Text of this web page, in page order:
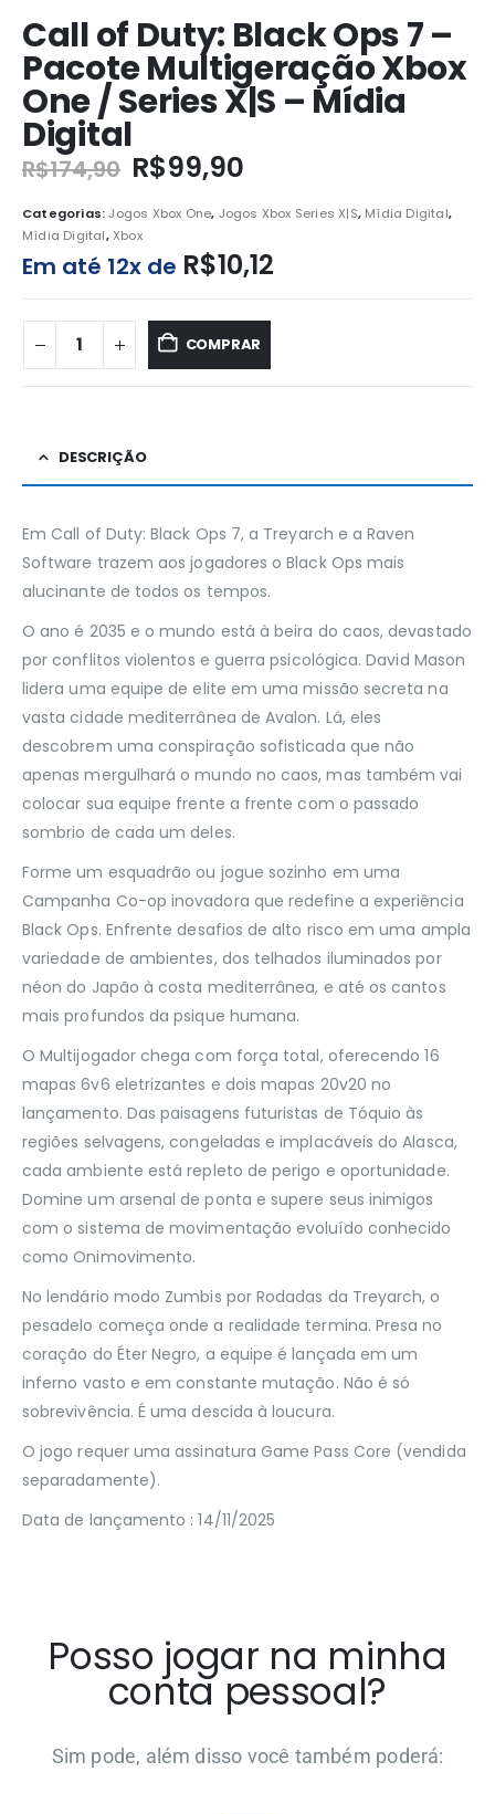
Call of Duty: Black Ops 7 –
Pacote Multigeração Xbox
One / Series X|S – Mídia
Digital
R$174,90 R$99,90
Categorias:Jogos Xbox One, Jogos Xbox Series X|S, Mídia Digital,
Mídia Digital,Xbox
Em até 12x de R$10,12
COMPRAR
DESCRIÇÃO
Em Call of Duty: Black Ops 7, a Treyarch e a Raven
Software trazem aos jogadores o Black Ops mais
alucinante de todos os tempos.
O ano é 2035 e o mundo está à beira do caos, devastado
por conflitos violentos e guerra psicológica. David Mason
lidera uma equipe de elite em uma missão secreta na
vasta cidade mediterrânea de Avalon. Lá, eles
descobrem uma conspiração sofisticada que não
apenas mergulhará o mundo no caos, mas também vai
colocar sua equipe frente a frente com o passado
sombrio de cada um deles.
Forme um esquadrão ou jogue sozinho em uma
Campanha Co-op inovadora que redefine a experiência
Black Ops. Enfrente desafios de alto risco em uma ampla
variedade de ambientes, dos telhados iluminados por
néon do Japão à costa mediterrânea, e até os cantos
mais profundos da psique humana.
O Multijogador chega com força total, oferecendo 16
mapas 6v6 eletrizantes e dois mapas 20v20 no
lançamento. Das paisagens futuristas de Tóquio às
regiões selvagens, congeladas e implacáveis do Alasca,
cada ambiente está repleto de perigo e oportunidade.
Domine um arsenal de ponta e supere seus inimigos
com o sistema de movimentação evoluído conhecido
como Onimovimento.
No lendário modo Zumbis por Rodadas da Treyarch, o
pesadelo começa onde a realidade termina. Presa no
coração do Éter Negro, a equipe é lançada em um
inferno vasto e em constante mutação. Não é só
sobrevivência. É uma descida à loucura.
O jogo requer uma assinatura Game Pass Core (vendida
separadamente).
Data de lançamento : 14/11/2025
Posso jogar na minha
conta pessoal?
Sim pode, além disso você também poderá: